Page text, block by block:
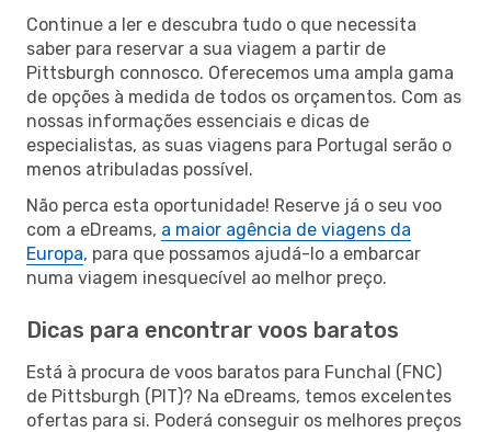
Continue a ler e descubra tudo o que necessita
saber para reservar a sua viagem a partir de
Pittsburgh connosco. Oferecemos uma ampla gama
de opções à medida de todos os orçamentos. Com as
nossas informações essenciais e dicas de
especialistas, as suas viagens para Portugal serão o
menos atribuladas possível.
Não perca esta oportunidade! Reserve já o seu voo
com a eDreams, a maior agência de viagens da
Europa, para que possamos ajudá-lo a embarcar
numa viagem inesquecível ao melhor preço.
Dicas para encontrar voos baratos
Está à procura de voos baratos para Funchal (FNC)
de Pittsburgh (PIT)? Na eDreams, temos excelentes
ofertas para si. Poderá conseguir os melhores preços